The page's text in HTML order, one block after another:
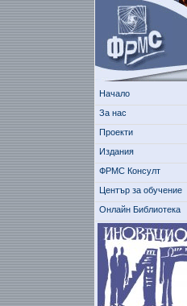
Начало
За нас
Проекти
Издания
ФРМС Консулт
Център за обучение
Онлайн Библиотека